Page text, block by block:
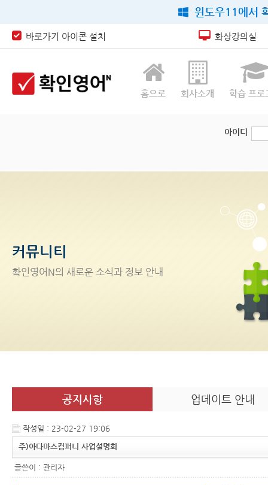
윈도우11에서
바로가기 아이콘 설치 화상강의실
홈으로 회사소개 학습 프로
아이디
커뮤니티
확인영어 N의 새로운 소식과 정보 안내
공지사항 업데이트 안내
작성일 : 23-02-27 19:06
주)아다마스컴퍼니 사업설명회
글쓴이 : 관리자